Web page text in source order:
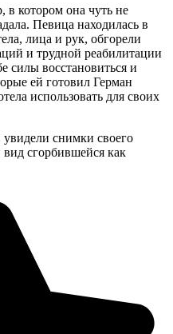
котором она чуть не
Певица находилась в
лица и рук, обгорели
и трудной реабилитации
силы восстановиться и
ей готовил Герман
использовать для своих
снимки своего
сгорбившейся как